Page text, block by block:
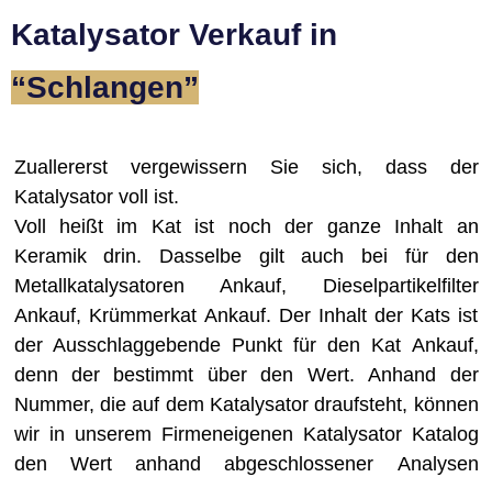
Katalysator Verkauf in
“Schlangen ”
Zuallererst vergewissern Sie sich, dass der
Katalysator voll ist.
Voll heißt im Kat ist noch der ganze Inhalt an
Keramik drin. Dasselbe gilt auch bei für den
Metallkatalysatoren Ankauf, Dieselpartikelfilter
Ankauf, Krümmerkat Ankauf. Der Inhalt der Kats ist
der Ausschlaggebende Punkt für den Kat Ankauf,
denn der bestimmt über den Wert. Anhand der
Nummer, die auf dem Katalysator draufsteht, können
wir in unserem Firmeneigenen Katalysator Katalog
den Wert anhand abgeschlossener Analysen